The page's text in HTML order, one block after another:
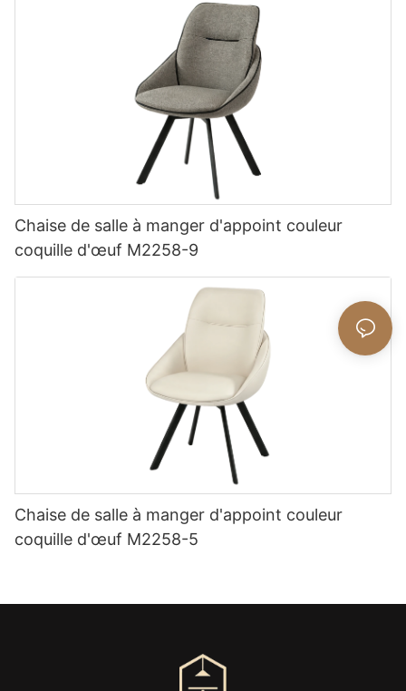
Chaise de salle à manger d'appoint couleur
coquille d'œuf M2258-9
Chaise de salle à manger d'appoint couleur
coquille d'œuf M2258-5